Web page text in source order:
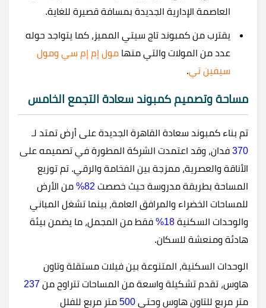
العاصمة الإدارية الجديدة بمسافة قصيرة للغاية.
يقترب من كمبوند تاج سيتي المميز، كما يتواجد حوله
عدد من المولات والتي منها مول إم إم سي ومول
سيفين تي.
مساحة وتصميم كمبوند سعادة التجمع الخامس
تم بناء كمبوند سعادة القاهرة الجديدة على أرض تمتد لـ
370 فدان، وقد اعتمدت الشركة المطورة في تصميمه على
الأناقة والعصرية، ممزجة بين الفخامة والرقي. تم توزيع
المساحة بطريقة مدروسة حيث خصصت 82%
من الأرض
للمساحات الخضراء والمرافق العامة، بينما تشغل المباني
والوحدات السكنية 18%
فقط من المجمل، ما يضمن بيئة
هادئة ومنعشة للسكان.
الوحدات السكنية، المتنوعة بين فيلات مستقلة وتاون
هاوس، تقدم تشكيلة واسعة من المساحات تتراوح من 237
متر مربع للتاون هاوس وحتى 500 متر مربع للفلل